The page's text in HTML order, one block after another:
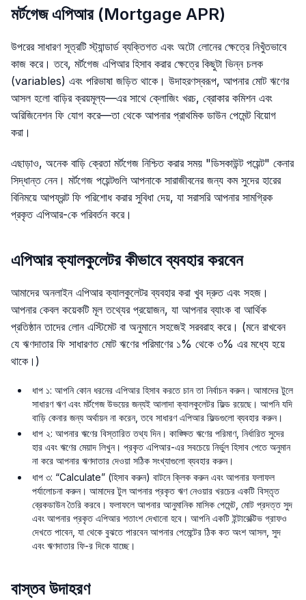
মর্টগেজ এপিআর (Mortgage APR)
উপরের সাধারণ সূত্রটি স্ট্যান্ডার্ড ব্যক্তিগত এবং অটো লোনের ক্ষেত্রে নিখুঁতভাবে
কাজ করে। তবে, মর্টগেজ এপিআর হিসাব করার ক্ষেত্রে কিছুটা ভিন্ন চলক
(variables) এবং পরিভাষা জড়িত থাকে। উদাহরণস্বরূপ, আপনার মোট ঋণের
আসল হলো বাড়ির ক্রয়মূল্য—এর সাথে ক্লোজিং খরচ, ব্রোকার কমিশন এবং
অরিজিনেশন ফি যোগ করে—তা থেকে আপনার প্রাথমিক ডাউন পেমেন্ট বিয়োগ
করা।
এছাড়াও, অনেক বাড়ি ক্রেতা মর্টগেজ নিশ্চিত করার সময় "ডিসকাউন্ট পয়েন্ট" কেনার
সিদ্ধান্ত নেন। মর্টগেজ পয়েন্টগুলি আপনাকে সারাজীবনের জন্য কম সুদের হারের
বিনিময়ে আপফ্রন্ট ফি পরিশোধ করার সুবিধা দেয়, যা সরাসরি আপনার সামগ্রিক
প্রকৃত এপিআর-কে পরিবর্তন করে।
এপিআর ক্যালকুলেটর কীভাবে ব্যবহার করবেন
আমাদের অনলাইন এপিআর ক্যালকুলেটর ব্যবহার করা খুব দ্রুত এবং সহজ।
আপনার কেবল কয়েকটি মূল তথ্যের প্রয়োজন, যা আপনার ব্যাংক বা আর্থিক
প্রতিষ্ঠান তাদের লোন এস্টিমেট বা অনুমানে সহজেই সরবরাহ করে। (মনে রাখবেন
যে ঋণদাতার ফি সাধারণত মোট ঋণের পরিমাণের ১% থেকে ৩% এর মধ্যে হয়ে
থাকে।)
ধাপ ১: আপনি কোন ধরনের এপিআর হিসাব করতে চান তা নির্বাচন করুন। আমাদের টুলে
সাধারণ ঋণ এবং মর্টগেজ উভয়ের জন্যই আলাদা ক্যালকুলেটর ফিল্ড রয়েছে। আপনি যদি
বাড়ি কেনার জন্য অর্থায়ন না করেন, তবে সাধারণ এপিআর ফিল্ডগুলো ব্যবহার করুন।
ধাপ ২: আপনার ঋণের বিস্তারিত তথ্য দিন। কাঙ্ক্ষিত ঋণের পরিমাণ, নির্ধারিত সুদের
হার এবং ঋণের মেয়াদ লিখুন। প্রকৃত এপিআর-এর সবচেয়ে নির্ভুল হিসাব পেতে অনুমান
না করে আপনার ঋণদাতার দেওয়া সঠিক সংখ্যাগুলো ব্যবহার করুন।
ধাপ ৩: “Calculate” (হিসাব করুন) বাটনে ক্লিক করুন এবং আপনার ফলাফল
পর্যালোচনা করুন। আমাদের টুল আপনার প্রকৃত ঋণ নেওয়ার খরচের একটি বিস্তৃত
ব্রেকডাউন তৈরি করবে। ফলাফলে আপনার আনুমানিক মাসিক পেমেন্ট, মোট প্রদত্ত সুদ
এবং আপনার প্রকৃত এপিআর শতাংশ দেখানো হবে। আপনি একটি ইন্টারেক্টিভ গ্রাফও
দেখতে পাবেন, যা থেকে বুঝতে পারবেন আপনার পেমেন্টের ঠিক কত অংশ আসল, সুদ
এবং ঋণদাতার ফি-র দিকে যাচ্ছে।
বাস্তব উদাহরণ